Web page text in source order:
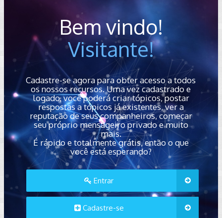
Bem vindo!
Visitante!
Cadastre-se agora para obter acesso a todos
os nossos recursos. Uma vez cadastrado e
logado, você poderá criar tópicos, postar
respostas a tópicos já existentes, ver a
reputação de seus companheiros, começar
seu próprio mensageiro privado e muito
mais.
É rápido e totalmente grátis, então o que
você está esperando?
Entrar
Cadastre-se